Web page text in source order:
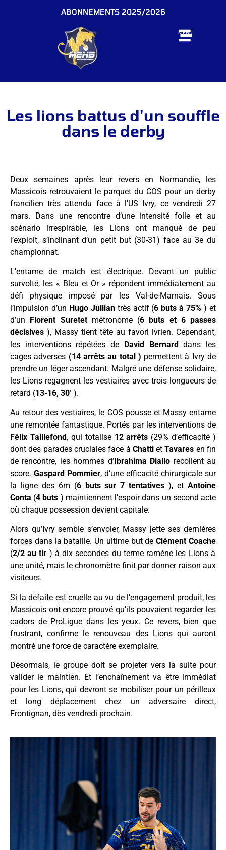
ABONNEMENTS 2025/2026
MENU
Les lions battus d'un souffle
dans le derby
Deux semaines après leur revers en Normandie, les
Massicois retrouvaient le parquet du COS pour un derby
francilien très attendu face à l’US Ivry, ce vendredi 27
mars. Dans une rencontre d’une intensité folle et au
scénario irrespirable, les Lions ont manqué de peu
l’exploit, s’inclinant d’un petit but (30-31) face au 3e du
championnat.
L’entame de match est électrique. Devant un public
survolté, les « Bleu et Or » répondent immédiatement au
défi physique imposé par les Val-de-Marnais. Sous
l’impulsion d’un Hugo Julliantrès actif (6 buts à 75% ) et
d’un
Florent Suretetmétronome (6 buts et 6 passes
décisives ), Massy tient tête au favori ivrien. Cependant,
les interventions répétées de
David Bernard
dans les
cages adverses (14 arrêts au total ) permettent à Ivry de
prendre un léger ascendant. Malgré une défense solidaire,
les Lions regagnent les vestiaires avec trois longueurs de
retard (13-16, 30’ ).
Au retour des vestiaires, le COS pousse et Massy entame
une remontée fantastique. Portés par les interventions de
Félix Taillefond, qui totalise 12 arrêts (29% d’efficacité )
dont des parades cruciales face à ChattietTavares en fin
de rencontre, les hommes d’Ibrahima Diallo recollent au
score. Gaspard Pommier, d’une efficacité chirurgicale sur
la ligne des 6m (6 buts sur 7 tentatives ), etAntoine
Conta (4 buts ) maintiennent l’espoir dans un second acte
où chaque possession devient capitale.
Alors qu’Ivry semble s’envoler, Massy jette ses dernières
forces dans la bataille. Un ultime but deClément Coache
(2/2 au tir ) à dix secondes du terme ramène les Lions à
une unité, mais le chronomètre finit par donner raison aux
visiteurs.
Si la défaite est cruelle au vu de l’engagement produit, les
Massicois ont encore prouvé qu’ils pouvaient regarder les
cadors de ProLigue dans les yeux. Ce revers, bien que
frustrant, confirme le renouveau des Lions qui auront
montré une force de caractère exemplaire.
Désormais, le groupe doit se projeter vers la suite pour
valider le maintien. Et l’enchaînement va être immédiat
pour les Lions, qui devront se mobiliser pour un périlleux
et long déplacement chez un adversaire direct,
Frontignan, dès vendredi prochain.